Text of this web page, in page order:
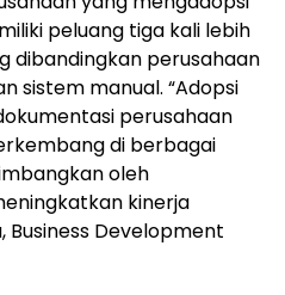
peluang tiga kali lebih
dibandingkan perusahaan
sistem manual. “Adopsi
perusahaan
di berbagai
oleh
kinerja
Business Development